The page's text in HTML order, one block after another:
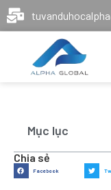
Mục lục
Chia sẻ
Facebook